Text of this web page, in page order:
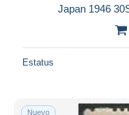
Japan 1946
Estatus
Nuevo